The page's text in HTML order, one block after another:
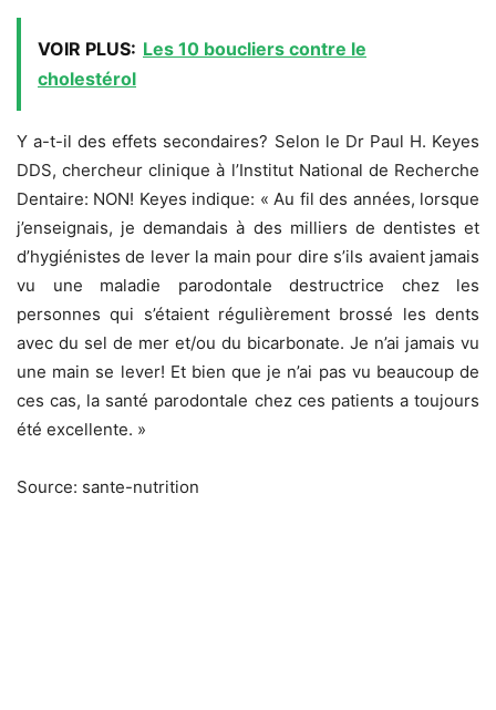
VOIR PLUS: Les 10 boucliers contre le
cholestérol
Y a-t-il des effets secondaires? Selon le Dr Paul H. Keyes
DDS, chercheur clinique à l’Institut National de Recherche
Dentaire: NON! Keyes indique: « Au fil des années, lorsque
j’enseignais, je demandais à des milliers de dentistes et
d’hygiénistes de lever la main pour dire s’ils avaient jamais
vu une maladie parodontale destructrice chez les
personnes qui s’étaient régulièrement brossé les dents
avec du sel de mer et/ou du bicarbonate. Je n’ai jamais vu
une main se lever! Et bien que je n’ai pas vu beaucoup de
ces cas, la santé parodontale chez ces patients a toujours
été excellente. »
Source: sante-nutrition